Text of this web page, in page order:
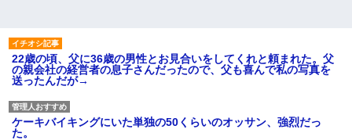
22歳の頃、父に36歳の男性とお見合いをしてくれと頼まれた。父
の親会社の経営者の息子さんだったので、父も喜んで私の写真を
送ったんだが→
ケーキバイキングにいた単独の50くらいのオッサン、強烈だっ
た。